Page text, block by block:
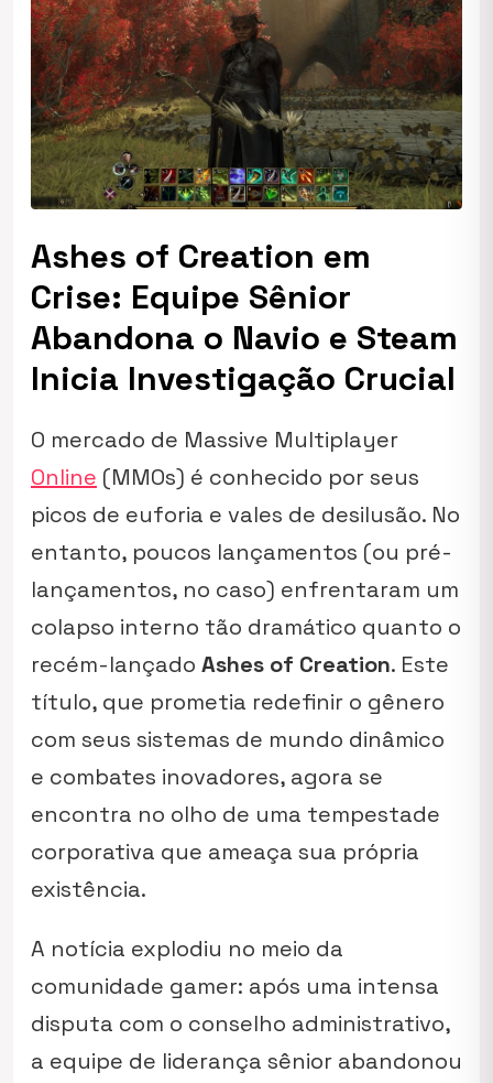
Ashes of Creation em
Crise: Equipe Sênior
Abandona o Navio e Steam
Inicia Investigação Crucial
O mercado de Massive Multiplayer
Online (MMOs) é conhecido por seus
picos de euforia e vales de desilusão. No
entanto, poucos lançamentos (ou pré-
lançamentos, no caso) enfrentaram um
colapso interno tão dramático quanto o
recém-lançado Ashes of Creation. Este
título, que prometia redefinir o gênero
com seus sistemas de mundo dinâmico
e combates inovadores, agora se
encontra no olho de uma tempestade
corporativa que ameaça sua própria
existência.
A notícia explodiu no meio da
comunidade gamer: após uma intensa
disputa com o conselho administrativo,
a equipe de liderança sênior abandonou